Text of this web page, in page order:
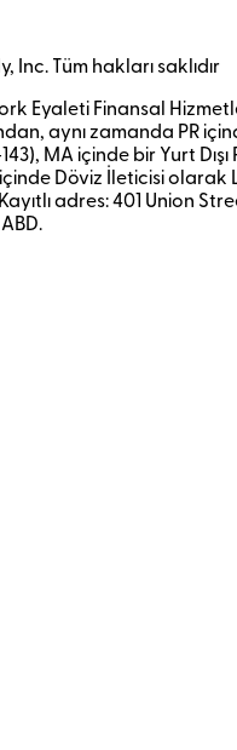
Inc. Tüm hakları saklıdır
Eyaleti Finansal
aynı zamanda PR
MA içinde bir Yurt
Döviz İleticisi olarak
adres: 401 Union